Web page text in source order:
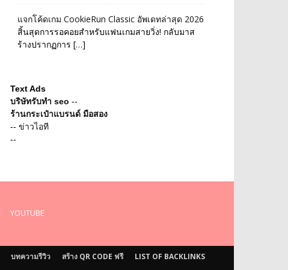
แจกโค้ดเกม CookieRun Classic อัพเดทล่าสุด 2026
สิ้นสุดการรอคอยสำหรับแฟนเกมสายวิ่ง! กลับมาส
ร้างปรากฏการ […]
Text Ads
บริษัทรับทำ seo --
ร้านกระเป๋าแบรนด์ มือสอง
-- ข่าวไอที
--
YOUTUBE
บทความรีวิว สร้าง QR CODE ฟรี LIST OF BACKLINKS